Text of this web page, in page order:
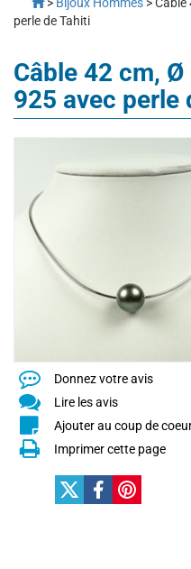
perle de Tahiti
Câble 42 cm,
925 avec perle
Donnez votre avis
Lire les avis
Ajouter au coup de
Imprimer cette page